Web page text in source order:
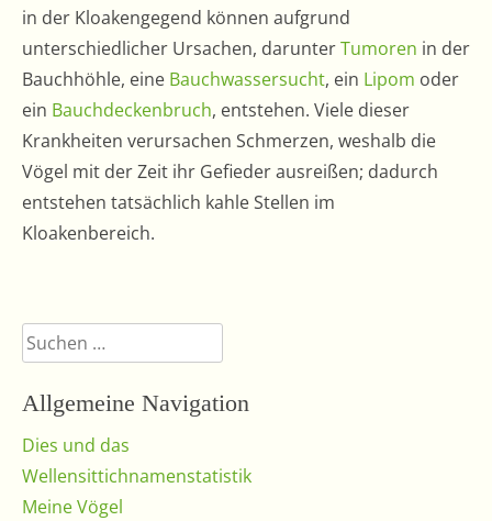
in der Kloakengegend können aufgrund
unterschiedlicher Ursachen, darunterTumoren in der
Bauchhöhle, eine Bauchwassersucht, ein Lipom oder
ein Bauchdeckenbruch, entstehen. Viele dieser
Krankheiten verursachen Schmerzen, weshalb die
Vögel mit der Zeit ihr Gefieder ausreißen; dadurch
entstehen tatsächlich kahle Stellen im
Kloakenbereich.
Suchen
nach:
Allgemeine Navigation
Dies und das
Wellensittichnamenstatistik
Meine Vögel